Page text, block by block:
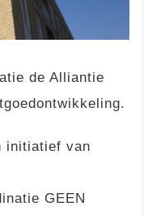
de Alliantie
initiatief van
GEEN